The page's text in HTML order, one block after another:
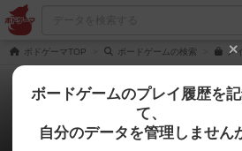
ボドゲーマTOP ボードゲームの検索 メ
メイドマフィアKH ～ハコ
0件の戦略やコツ
ボードゲームのプレイ履歴を
て、
自分のデータを管理しません